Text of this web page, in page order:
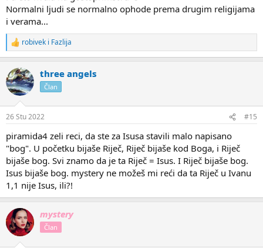
Normalni ljudi se normalno ophode prema drugim religijama
i verama...
R
e
k
c
i
:
robivek i Fazlija
three angels
Član
26 Stu 2022 #15
piramida4 zeli reci, da ste za Isusa stavili malo napisano
"bog". U početku bijaše Riječ, Riječ bijaše kod Boga, i Riječ
bijaše bog. Svi znamo da je ta Riječ = Isus. I Riječ bijaše bog.
Isus bijaše bog. mystery ne možeš mi reći da ta Riječ u Ivanu
1,1 nije Isus, ili?!
mystery
Član